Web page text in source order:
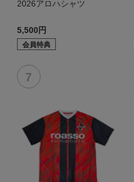
2026アロハシャツ
5,500円
会員特典